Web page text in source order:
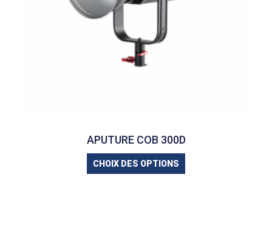
APUTURE COB 300D
CHOIX DES OPTIONS